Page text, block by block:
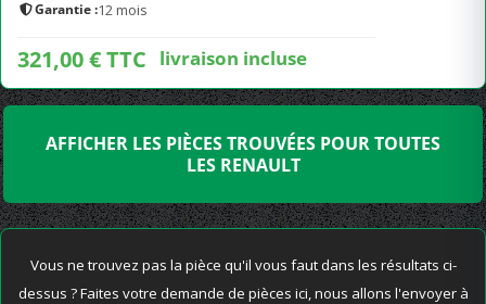
Garantie :12 mois
321,00 € TTC livraison incluse
AFFICHER LES PIÈCES TROUVÉES POUR TOUTES
LES RENAULT
Vous ne trouvez pas la pièce qu'il vous faut dans les résultats ci-
dessus ? Faites votre demande de pièces ici, nous allons l'envoyer à